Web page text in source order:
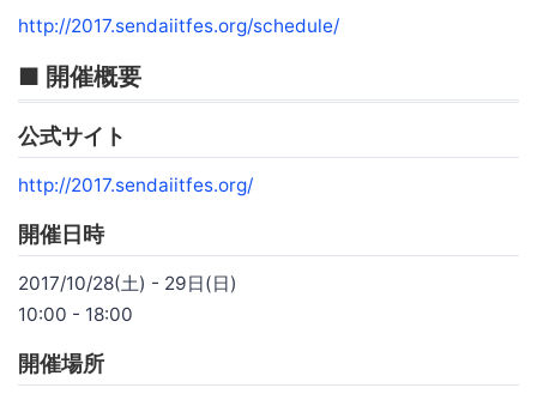
http://2017.sendaiitfes.org/schedule/
■ 開催概要
公式サイト
http://2017.sendaiitfes.org/
開催日時
2017/10/28(土) - 29日(日)
10:00 - 18:00
開催場所